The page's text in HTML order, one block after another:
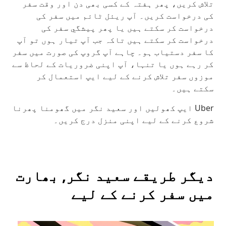
تلاش کریں، پھر ہفتہ کے کسی بھی دن اور وقت سفر
کی درخواست کریں۔ آپ ریئل ٹائم میں سفر کی
درخواست کر سکتے ہیں یا پھر پیشگي سفر کی
درخواست کر سکتے ہیں تاکہ جب آپ تیار ہوں تو آپ
کا سفر دستیاب ہو۔ چاہے آپ گروپ کی صورت میں سفر
کر رہے ہوں یا تنہا، آپ اپنی ضروریات کے لحاظ سے
موزوں سفر تلاش کرنے کے لیے ایپ استعمال کر
سکتے ہیں۔
Uber ایپ کھولیں اور سعید نگر میں گھومنا پھرنا
شروع کرنے کے لیے اپنی منزل درج کریں۔
دیگر طریقے سعید نگر, بھارت
میں سفر کرنے کے لیے